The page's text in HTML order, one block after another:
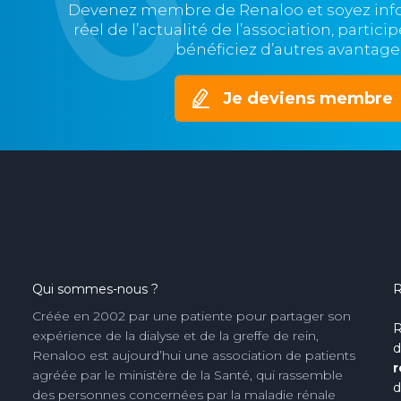
Devenez membre de Renaloo et soyez
réel de l’actualité de l’association,
bénéficiez d’autres
Je deviens membre
Qui sommes-nous ?
Créée en 2002 par une patiente pour partager son
expérience de la dialyse et de la greffe de rein,
Renaloo est aujourd’hui une association de patients
agréée par le ministère de la Santé, qui rassemble
des personnes concernées par la maladie rénale